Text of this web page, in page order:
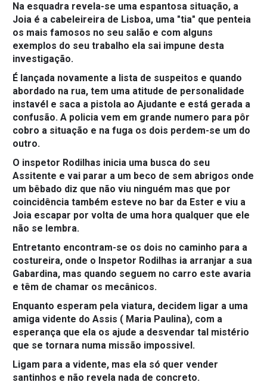
Na esquadra revela-se uma espantosa situação, a
Joia é a cabeleireira de Lisboa, uma "tia" que penteia
os mais famosos no seu salão e com alguns
exemplos do seu trabalho ela sai impune desta
investigação.
É lançada novamente a lista de suspeitos e quando
abordado na rua, tem uma atitude de personalidade
instavél e saca a pistola ao Ajudante e está gerada a
confusão. A policia vem em grande numero para pôr
cobro a situação e na fuga os dois perdem-se um do
outro.
O inspetor Rodilhas inicia uma busca do seu
Assitente e vai parar a um beco de sem abrigos onde
um bêbado diz que não viu ninguém mas que por
coincidência também esteve no bar da Ester e viu a
Joia escapar por volta de uma hora qualquer que ele
não se lembra.
Entretanto encontram-se os dois no caminho para a
costureira, onde o Inspetor Rodilhas ia arranjar a sua
Gabardina, mas quando seguem no carro este avaria
e têm de chamar os mecânicos.
Enquanto esperam pela viatura, decidem ligar a uma
amiga vidente do Assis ( Maria Paulina), com a
esperança que ela os ajude a desvendar tal mistério
que se tornara numa missão impossivel.
Ligam para a vidente, mas ela só quer vender
santinhos e não revela nada de concreto.